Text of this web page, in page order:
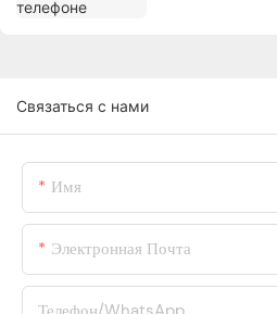
Связаться с нами
Имя
Электронная Почта